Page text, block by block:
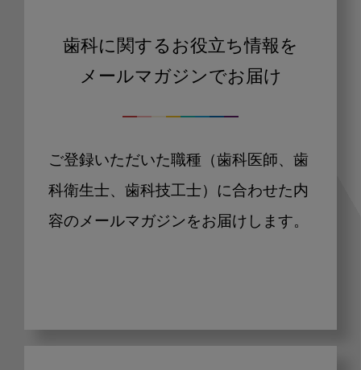
歯科に関するお役立ち情報を
メールマガジンでお届け
ご登録いただいた職種（歯科医師、歯
科衛生士、歯科技工士）に合わせた内
容のメールマガジンをお届けします。